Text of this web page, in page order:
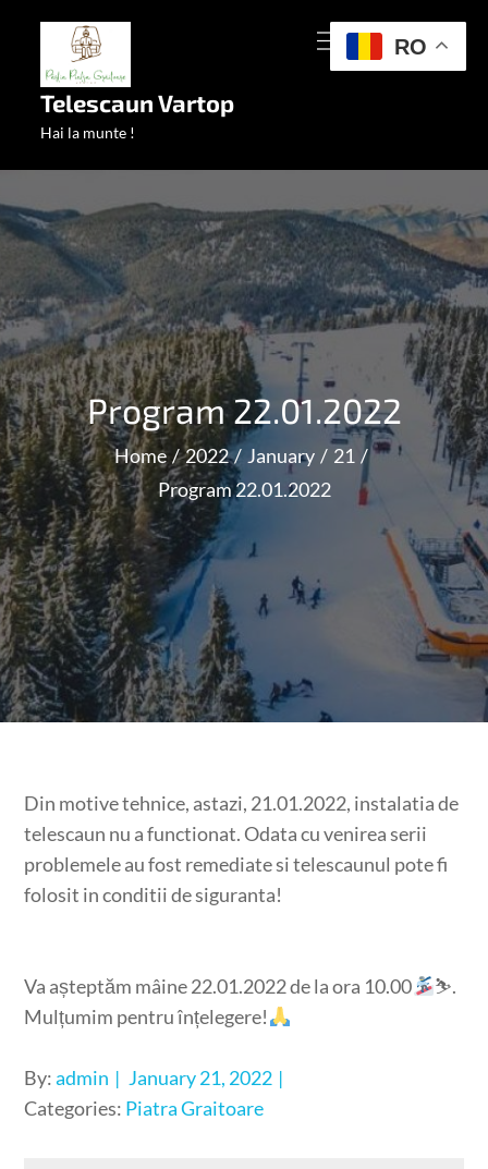
content
Telescaun Vartop
Hai la munte !
MENU
Program 22.01.2022
Home 2022 January
21
Program 22.01.2022
Din motive tehnice, astazi, 21.01.2022, instalatia de
telescaun nu a functionat. Odata cu venirea serii
problemele au fost remediate si telescaunul pote fi
folosit in conditii de siguranta!
Va așteptăm mâine 22.01.2022 de la ora 10.00 ⛷.
Mulțumim pentru înțelegere!
By:admin
Posted
on
January 21, 2022
Categories: Piatra Graitoare
RO